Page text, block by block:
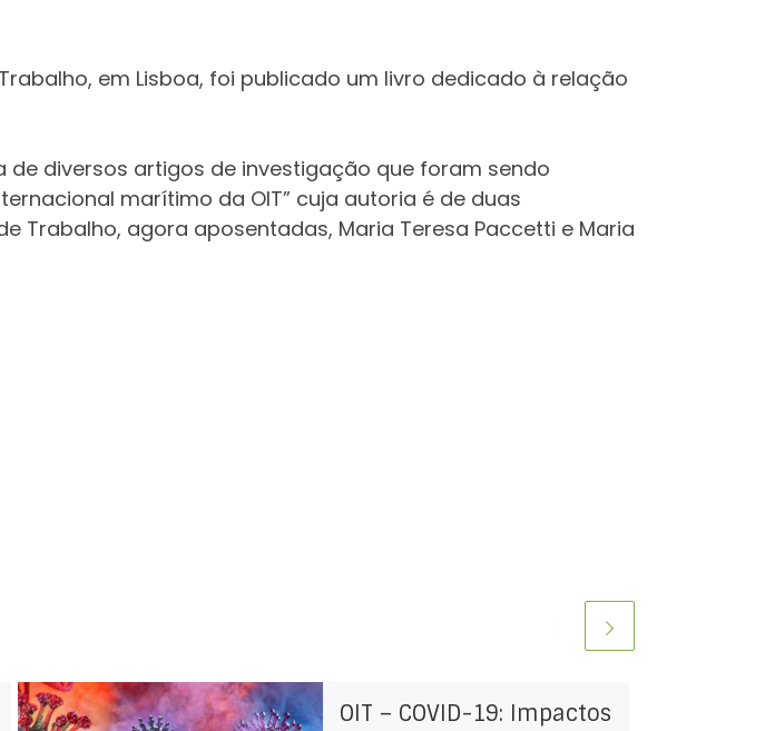
em Lisboa, foi publicado um livro dedicado à relação
diversos artigos de investigação que foram sendo
marítimo da OIT” cuja autoria é de duas
Trabalho, agora aposentadas, Maria Teresa Paccetti e Maria
OIT – COVID-19: Impactos